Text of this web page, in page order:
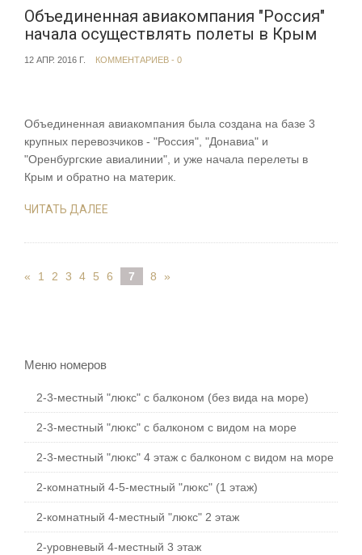
Объединенная авиакомпания "Россия"
начала осуществлять полеты в Крым
12 АПР. 2016 Г. КОММЕНТАРИЕВ - 0
Объединенная авиакомпания была создана на базе 3
крупных перевозчиков - "Россия", "Донавиа" и
"Оренбургские авиалинии", и уже начала перелеты в
Крым и обратно на материк.
ЧИТАТЬ ДАЛЕЕ
« 1 2 3 4 5 6 7 8 »
Меню номеров
2-3-местный "люкс" с балконом (без вида на море)
2-3-местный "люкс" с балконом с видом на море
2-3-местный "люкс" 4 этаж с балконом с видом на море
2-комнатный 4-5-местный "люкс" (1 этаж)
2-комнатный 4-местный "люкс" 2 этаж
2-уровневый 4-местный 3 этаж